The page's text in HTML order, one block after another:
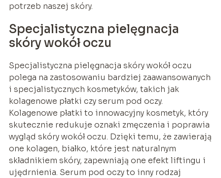
potrzeb naszej skóry.
Specjalistyczna pielęgnacja
skóry wokół oczu
Specjalistyczna pielęgnacja skóry wokół oczu
polega na zastosowaniu bardziej zaawansowanych
i specjalistycznych kosmetyków, takich jak
kolagenowe płatki czy serum pod oczy.
Kolagenowe płatki to innowacyjny kosmetyk, który
skutecznie redukuje oznaki zmęczenia i poprawia
wygląd skóry wokół oczu. Dzięki temu, że zawierają
one kolagen, białko, które jest naturalnym
składnikiem skóry, zapewniają one efekt liftingu i
ujędrnienia. Serum pod oczy to inny rodzaj